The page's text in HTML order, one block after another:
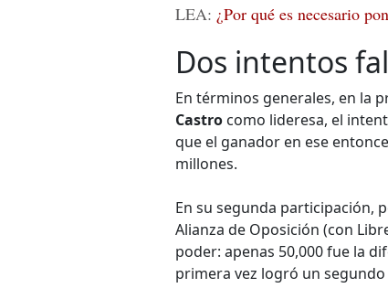
LEA: ¿Por qué es necesario
Dos intentos
En términos generales, en la
Castro como lideresa, el
que el ganador en ese
millones.
En su segunda participación,
Alianza de Oposición (con
poder: apenas 50,000 fue la
primera vez logró un